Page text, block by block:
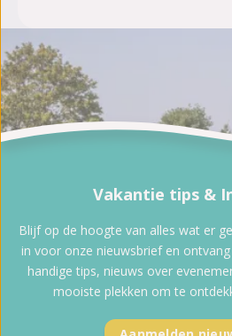
Vakantie tips &
Blijf op de hoogte van alles wat er
in voor onze nieuwsbrief en
handige tips, nieuws over
mooiste plekken om te